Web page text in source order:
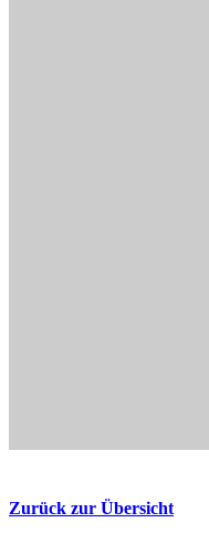
Zurück zur Übersicht